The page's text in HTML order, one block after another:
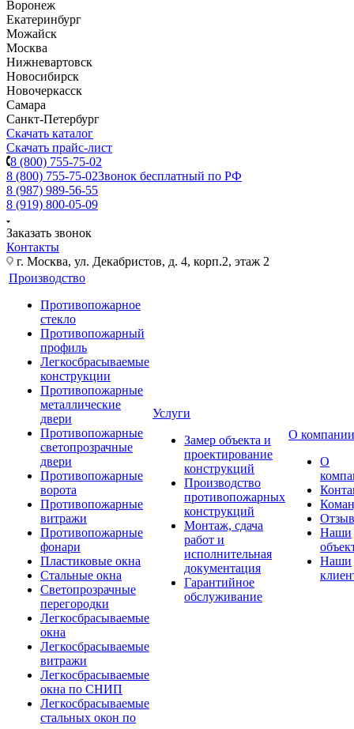
Воронеж
Екатеринбург
Можайск
Москва
Нижневартовск
Новосибирск
Новочеркасск
Самара
Санкт-Петербург
Скачать каталог
Скачать прайс-лист
8 (800) 755-75-02
8 (800) 755-75-02Звонок бесплатный по РФ
8 (987) 989-56-55
8 (919) 800-05-09
Заказать звонок
Контакты
г. Москва, ул. Декабристов, д. 4, корп.2, этаж 2
Производство
Противопожарное
стекло
Противопожарный
профиль
Легкосбрасываемые
конструкции
Противопожарные
металлические
двери
Противопожарные
светопрозрачные
двери
Противопожарные
ворота
Противопожарные
витражи
Противопожарные
фонари
Пластиковые окна
Стальные окна
Светопрозрачные
перегородки
Легкосбрасываемые
окна
Легкосбрасываемые
витражи
Легкосбрасываемые
окна по СНИП
Легкосбрасываемые
стальных окон по
Услуги
Замер объекта и
проектирование
конструкций
Производство
противопожарных
конструкций
Монтаж, сдача
работ и
исполнительная
документация
Гарантийное
обслуживание
О компании
О
Наши
Наши